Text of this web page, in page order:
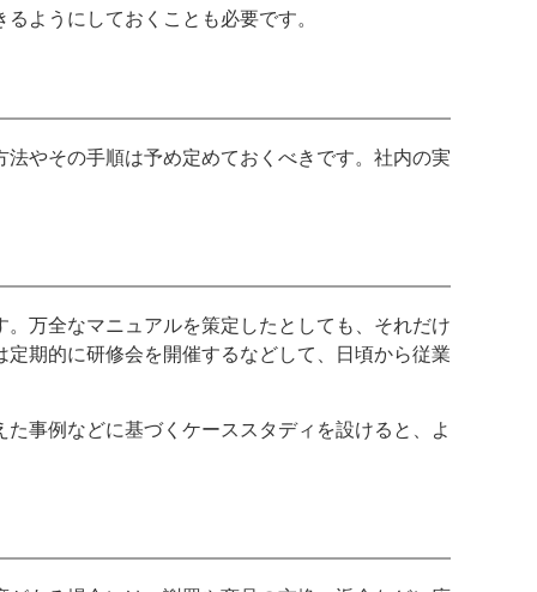
ようにしておくことも必要です。
やその手順は予め定めておくべきです。社内の実
万全なマニュアルを策定したとしても、それだけ
期的に研修会を開催するなどして、日頃から従業
事例などに基づくケーススタディを設けると、よ